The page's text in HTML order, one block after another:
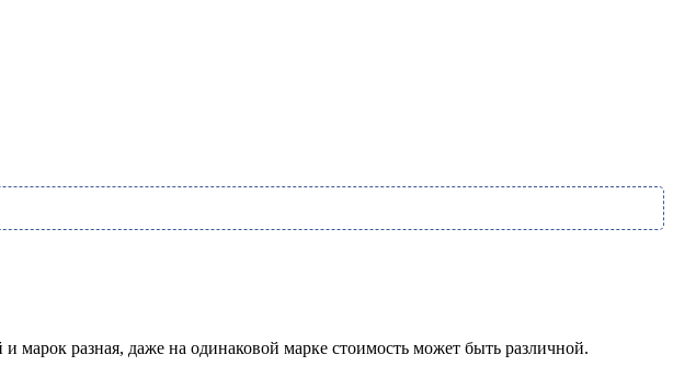
марок разная, даже на одинаковой марке стоимость может быть различной.